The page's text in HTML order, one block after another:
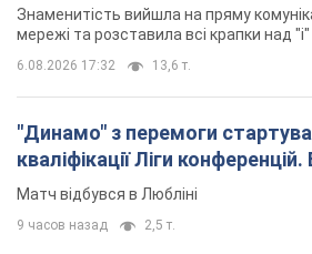
Знаменитість вийшла на пряму
мережі та розставила всі крапки над "і"
6.08.2026 17:32 13,6 т.
"Динамо" з перемоги
кваліфікації Ліги конференцій.
Матч відбувся в Любліні
9 часов назад 2,5 т.